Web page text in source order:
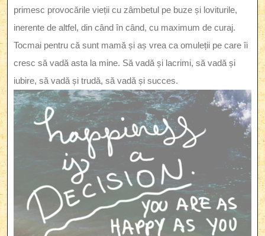
primesc provocările vieții cu zâmbetul pe buze și loviturile,
inerente de altfel, din când în când, cu maximum de curaj.
Tocmai pentru că sunt mamă și aș vrea ca omuleții pe care îi
cresc să vadă asta la mine. Să vadă și lacrimi, să vadă și
iubire, să vadă și trudă, să vadă și succes.